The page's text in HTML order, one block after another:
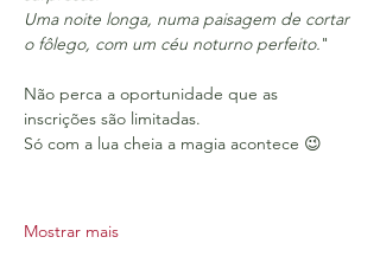
Uma noite longa, numa paisagem de cortar
o fôlego, com um céu noturno perfeito."
Não perca a oportunidade que as
inscrições são limitadas.
Só com a lua cheia a magia acontece 😉
Mostrar mais